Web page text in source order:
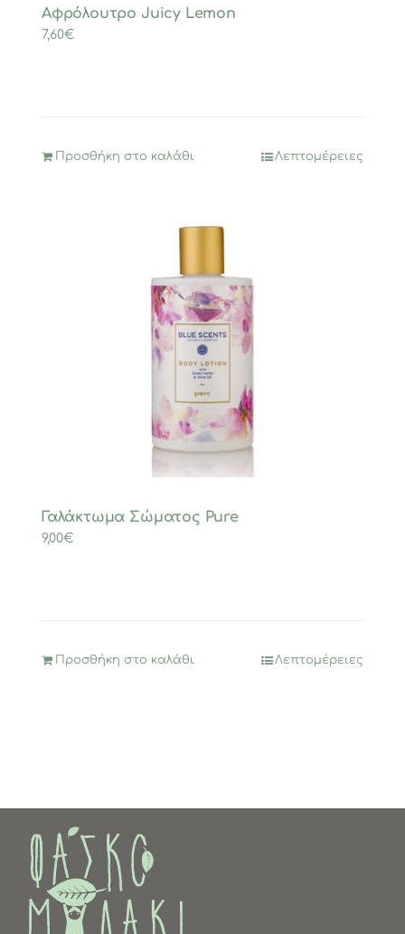
Αφρόλουτρο Juicy Lemon
7,60€
Προσθήκη στο καλάθι Λεπτομέρειες
Γαλάκτωμα Σώματος Pure
9,00€
Προσθήκη στο καλάθι Λεπτομέρειες